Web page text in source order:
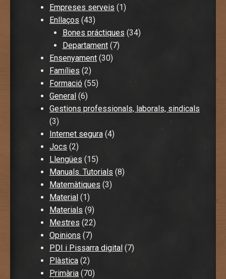
Empreses serveis (1)
Enllaços (43)
Bones práctiques (34)
Departament(7)
Ensenyament (30)
Famílies (2)
Formació (55)
General (6)
Gestions professionals, laborals, sindicals
(3)
Internet segura (4)
Jocs (2)
Llengües (15)
Manuals. Tutorials (8)
Matemàtiques (3)
Material (1)
Materials (9)
Mestres (22)
Opinions (7)
PDI i Pissarra digital (7)
Plàstica (2)
Primària (70)